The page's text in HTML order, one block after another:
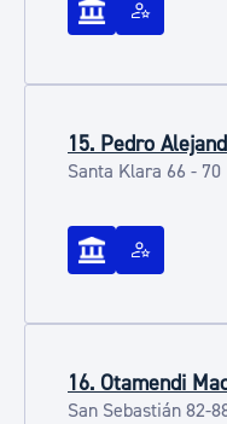
15. Pedro
Santa Klara 66 - 70
16. Otamendi
San Sebastián 82-